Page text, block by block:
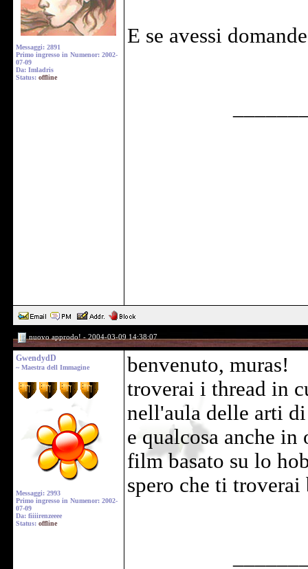
Messaggi: 2891
Primo ingresso in Numenor: 2002-
07-09
Da: Imladris
Status: offline
E se avessi
nuovo approdo! - 2004-03-09 14:38:07
GwendydD
~ Maestra dell Immagine
Messaggi: 2993
Primo ingresso in Numenor: 2002-
07-09
Da: fiiiirenzeeee
Status: offline
benvenuto, muras!
troverai i thread in
nell'aula delle arti
e qualcosa anche
film basato su lo
spero che ti